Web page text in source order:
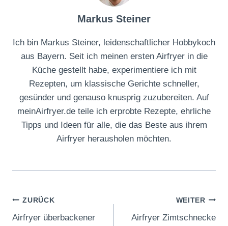
Markus Steiner
Ich bin Markus Steiner, leidenschaftlicher Hobbykoch
aus Bayern. Seit ich meinen ersten Airfryer in die
Küche gestellt habe, experimentiere ich mit
Rezepten, um klassische Gerichte schneller,
gesünder und genauso knusprig zuzubereiten. Auf
meinAirfryer.de teile ich erprobte Rezepte, ehrliche
Tipps und Ideen für alle, die das Beste aus ihrem
Airfryer herausholen möchten.
Beitragsnavigation
ZURÜCK
Airfryer überbackener
WEITER
Airfryer Zimtschnecke